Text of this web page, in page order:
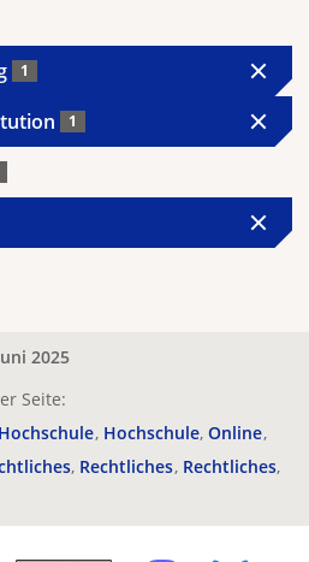
1
1
2025
Seite:
Hochschule Hochschule Online
Rechtliches Rechtliches